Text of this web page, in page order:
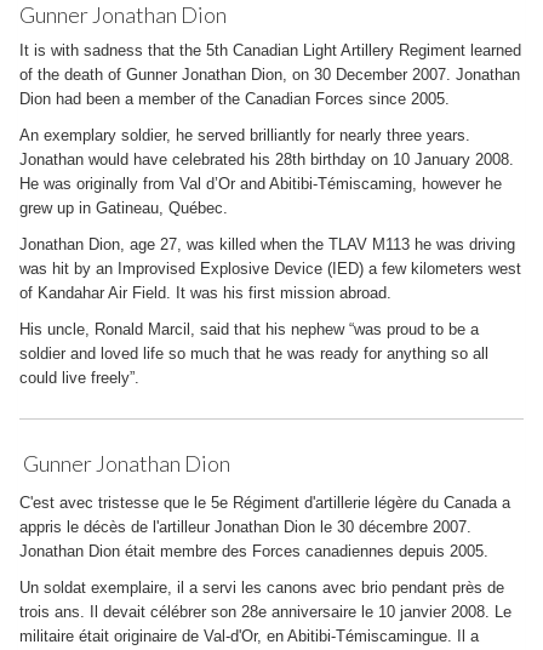
Gunner Jonathan Dion
It is with sadness that the 5th Canadian Light Artillery Regiment learned
of the death of Gunner Jonathan Dion, on 30 December 2007. Jonathan
Dion had been a member of the Canadian Forces since 2005.
An exemplary soldier, he served brilliantly for nearly three years.
Jonathan would have celebrated his 28th birthday on 10 January 2008.
He was originally from Val d’Or and Abitibi-Témiscaming, however he
grew up in Gatineau, Québec.
Jonathan Dion, age 27, was killed when the TLAV M113 he was driving
was hit by an Improvised Explosive Device (IED) a few kilometers west
of Kandahar Air Field. It was his first mission abroad.
His uncle, Ronald Marcil, said that his nephew “was proud to be a
soldier and loved life so much that he was ready for anything so all
could live freely”.
Gunner Jonathan Dion
C'est avec tristesse que le 5e Régiment d'artillerie légère du Canada a
appris le décès de l'artilleur Jonathan Dion le 30 décembre 2007.
Jonathan Dion était membre des Forces canadiennes depuis 2005.
Un soldat exemplaire, il a servi les canons avec brio pendant près de
trois ans. Il devait célébrer son 28e anniversaire le 10 janvier 2008. Le
militaire était originaire de Val-d'Or, en Abitibi-Témiscamingue. Il a